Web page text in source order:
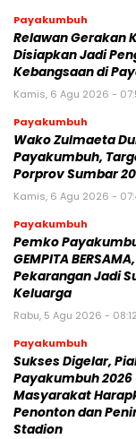
Payakumbuh
Relawan Gerakan
Disiapkan Jadi
Kebangsaan di
Kamis, 6 Agu 2026 -
Payakumbuh
Wako Zulmaeta
Payakumbuh,
Porprov Sumbar
Kamis, 6 Agu 2026 -
Payakumbuh
Pemko
GEMPITA
Pekarangan Jadi
Keluarga
Rabu, 5 Agu 2026 -
Payakumbuh
Sukses Digelar,
Payakumbuh 2026
Masyarakat
Penonton dan
Stadion